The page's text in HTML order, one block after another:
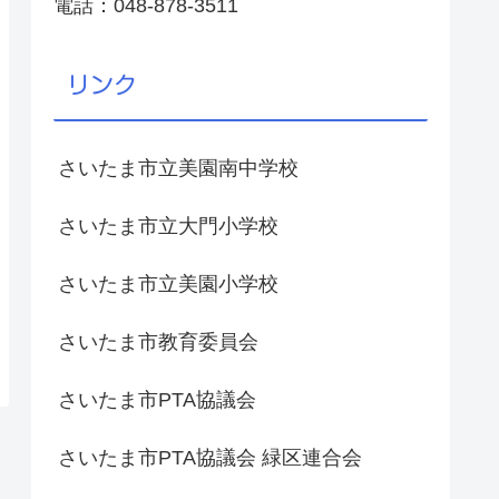
電話：048-878-3511
リンク
さいたま市立美園南中学校
さいたま市立大門小学校
さいたま市立美園小学校
さいたま市教育委員会
さいたま市PTA協議会
さいたま市PTA協議会 緑区連合会